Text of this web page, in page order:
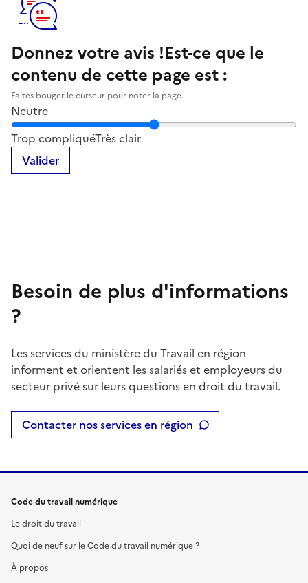
Donnez votre avis !Est-ce que le
contenu de cette page est :
Faites bouger le curseur pour noter la page.
Neutre
Notez la clarté du contenu de cette page
Trop compliquéTrès clair
Valider
Besoin de plus d'informations
?
Les services du ministère du Travail en région
informent et orientent les salariés et employeurs du
secteur privé sur leurs questions en droit du travail.
Contacter nos services en région
Code du travail numérique
Le droit du travail
Quoi de neuf sur le Code du travail numérique ?
À propos